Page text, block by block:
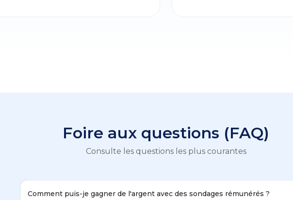
Foire aux questions (FAQ)
Consulte les questions les plus courantes
Comment puis-je gagner de l'argent avec des sondages rémunérés ?